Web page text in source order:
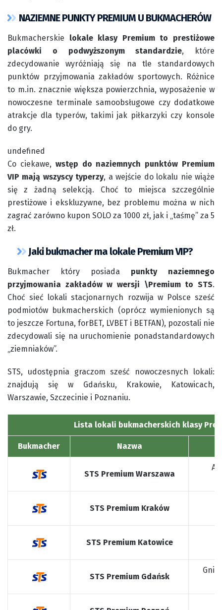
NAZIEMNE PUNKTY PREMIUM U BUKMACHERÓW
Bukmacherskie lokale klasy Premium to prestiżowe
placówki o podwyższonym standardzie, które
zdecydowanie wyróżniają się na tle standardowych
punktów przyjmowania zakładów sportowych. Różnice
to m.in. znacznie większa powierzchnia, wyposażenie w
nowoczesne terminale samoobsługowe czy dodatkowe
atrakcje dla typerów, takimi jak piłkarzyki czy konsole
do gry.
undefined
Co ciekawe, wstęp do naziemnych punktów Premium
VIP mają wszyscy typerzy, a wejście do lokalu nie wiąże
się z żadną selekcją. Choć to miejsca szczególnie
prestiżowe i ekskluzywne, bez problemu można w nich
zagrać zarówno kupon SOLO za 1000 zł, jak i „taśmę” za 5
zł.
Jaki bukmacher ma lokale Premium VIP?
Bukmacher który posiada punkty naziemnego
przyjmowania zakładów w wersji \Premium to STS.
Choć sieć lokali stacjonarnych rozwija w Polsce sześć
podmiotów bukmacherskich (oprócz wymienionych są
to jeszcze Fortuna, forBET, LVBET i BETFAN), pozostali nie
zdecydowali się na uruchomienie ponadstandardowych
„ziemniaków”.
STS, udostępnia graczom sześć nowoczesnych lokali:
znajdują się w Gdańsku, Krakowie, Katowicach,
Warszawie, Szczecinie i Poznaniu.
Lista lokali bukmacherskich klasy
Bukmacher Nazwa
STS Premium Warszawa
STS Premium Kraków
STS Premium Katowice
STS Premium Gdańsk